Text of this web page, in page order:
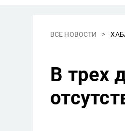
ВСЕ НОВОСТИ
В трех